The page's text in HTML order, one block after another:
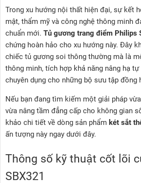
Trong xu hướng nội thất hiện đại, sự kết
mật, thẩm mỹ và công nghệ thông minh
chuẩn mới. Tủ gương trang điểm Philips
chứng hoàn hảo cho xu hướng này. Đây
chiếc tủ gương soi thông thường mà là
thông minh, tích hợp khả năng nâng hạ
chuyên dụng cho những bộ sưu tập đồng
Nếu bạn đang tìm kiếm một giải pháp
vừa nâng tầm đẳng cấp cho không gian
khảo chi tiết về dòng sản phẩm két sắt
ấn tượng này ngay dưới đây.
Thông số kỹ thuật cốt lõi
SBX321